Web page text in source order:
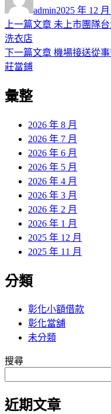
者
admin佈
日
2025 年 12 月
文
章
導
覽
上一篇文章 上
篇
未上市團隊
洗衣店
下一篇文章 下
機場接送從
莊當鋪
彙整
2026 年 8 月
2026 年 7 月
2026 年 6 月
2026 年 5 月
2026 年 4 月
2026 年 3 月
2026 年 2 月
2026 年 1 月
2025 年 12 月
2025 年 11 月
分類
彰化小額借款
彰化當舖
未分類
搜尋
近期文章